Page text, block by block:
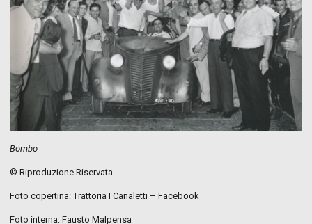
Bombo
© Riproduzione Riservata
Foto copertina: Trattoria I Canaletti – Facebook
Foto interna: Fausto Malpensa